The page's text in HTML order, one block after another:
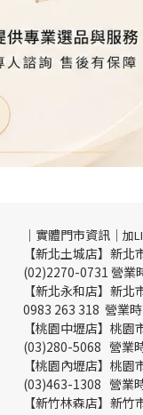
｜實體門市資訊｜ 加
【新北土城店】新
(02)2270-0731 營業
【新北永和店】新
0983 263 318 營業
【桃園中壢店】桃
(03)280-5068 營業
【桃園內壢店】桃
(03)463-1308 營業
【新竹林森店】新